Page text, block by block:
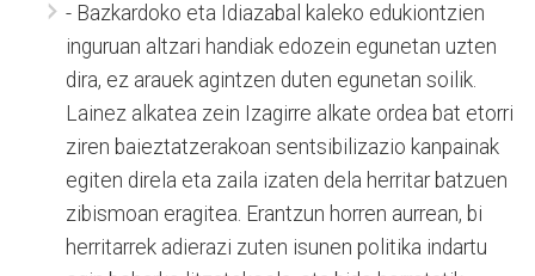
- Bazkardoko eta Idiazabal kaleko edukiontzien
inguruan altzari handiak edozein egunetan uzten
dira, ez arauek agintzen duten egunetan soilik.
Lainez alkatea zein Izagirre alkate ordea bat etorri
ziren baieztatzerakoan sentsibilizazio kanpainak
egiten direla eta zaila izaten dela herritar batzuen
zibismoan eragitea. Erantzun horren aurrean, bi
herritarrek adierazi zuten isunen politika indartu